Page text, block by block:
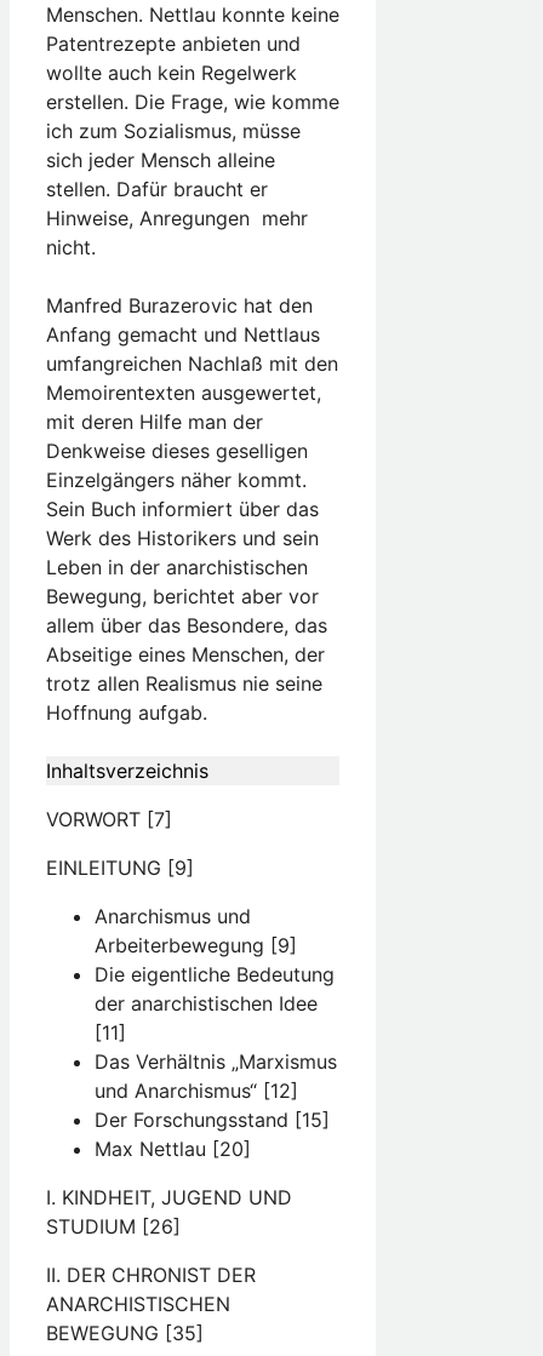
Menschen. Nettlau konnte keine
Patentrezepte anbieten und
wollte auch kein Regelwerk
erstellen. Die Frage, wie komme
ich zum Sozialismus, müsse
sich jeder Mensch alleine
stellen. Dafür braucht er
Hinweise, Anregungen ­ mehr
nicht.
Manfred Burazerovic hat den
Anfang gemacht und Nettlaus
umfangreichen Nachlaß mit den
Memoirentexten ausgewertet,
mit deren Hilfe man der
Denkweise dieses geselligen
Einzelgängers näher kommt.
Sein Buch informiert über das
Werk des Historikers und sein
Leben in der anarchistischen
Bewegung, berichtet aber vor
allem über das Besondere, das
Abseitige eines Menschen, der
trotz allen Realismus nie seine
Hoffnung aufgab.
Inhaltsverzeichnis
VORWORT [7]
EINLEITUNG [9]
Anarchismus und
Arbeiterbewegung [9]
Die eigentliche Bedeutung
der anarchistischen Idee
[11]
Das Verhältnis „Marxismus
und Anarchismus“ [12]
Der Forschungsstand [15]
Max Nettlau [20]
I. KINDHEIT, JUGEND UND
STUDIUM [26]
II. DER CHRONIST DER
ANARCHISTISCHEN
BEWEGUNG [35]